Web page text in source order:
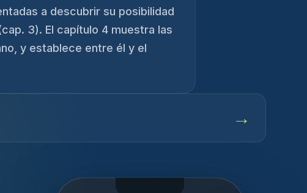
a descubrir su posibilidad
3). El capítulo 4 muestra las
y establece entre él y el
→